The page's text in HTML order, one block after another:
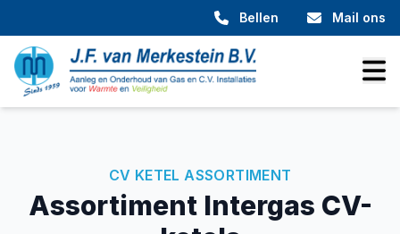
Bellen Mail ons
CV KETEL ASSORTIMENT
Assortiment Intergas CV-